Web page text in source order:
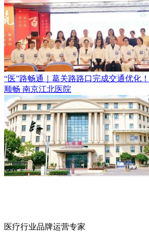
“医”路畅通｜葛关路路口完成交通优化
顺畅 南京江北医院
医疗行业品牌运营专家